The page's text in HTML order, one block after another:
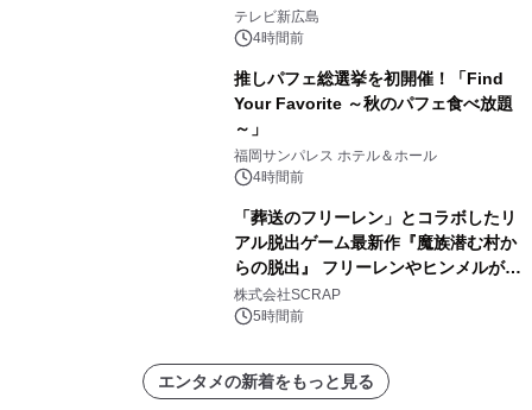
学生を募集
テレビ新広島
4時間前
推しパフェ総選挙を初開催！「Find
Your Favorite ～秋のパフェ食べ放題
～」
福岡サンパレス ホテル＆ホール
4時間前
「葬送のフリーレン」とコラボしたリ
アル脱出ゲーム最新作『魔族潜む村か
らの脱出』 フリーレンやヒンメルが武
器を手に魔族を見据える描き下ろしメ
インビジュアル公開
株式会社SCRAP
5時間前
エンタメの新着をもっと見る